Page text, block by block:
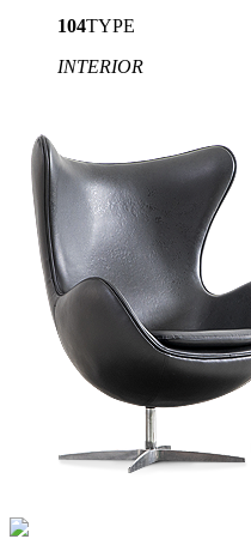
104TYPE
INTERIOR